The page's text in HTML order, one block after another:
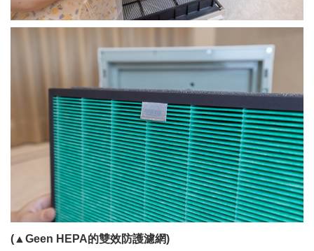
(▲Geen HEPA的雙效防護濾網)